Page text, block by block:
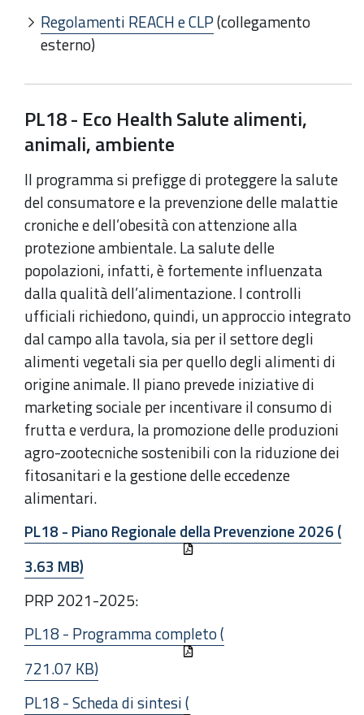
Regolamenti REACH e CLP(collegamento
esterno)
PL18 - Eco Health Salute alimenti,
animali, ambiente
Il programma si prefigge di proteggerela salute
del consumatore e la prevenzione delle malattie
croniche e dell’obesitàcon attenzione alla
protezione ambientale. La salute delle
popolazioni, infatti, è fortemente influenzata
dalla qualità dell’alimentazione. I controlli
ufficiali richiedono, quindi, un approccio integrato
dal campo alla tavola, sia per il settore degli
alimenti vegetali sia per quello degli alimenti di
origine animale. Il piano prevede iniziative di
marketing sociale per incentivare il consumo di
frutta e verdura, la promozione delle produzioni
agro-zootecniche sostenibili con la riduzione dei
fitosanitari e la gestione delle eccedenze
alimentari.
PL18 - Piano Regionale della Prevenzione 2026 (
3.63 MB)
PRP 2021-2025:
PL18 - Programma completo (
721.07 KB)
PL18 - Scheda di sintesi (